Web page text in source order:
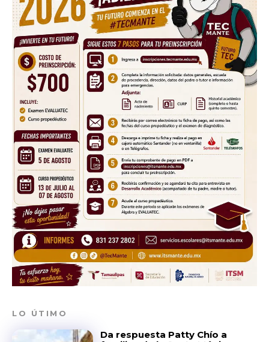
LO ÚTIMO
Da respuesta Patty Chío a